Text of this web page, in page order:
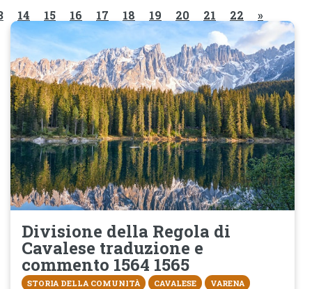
14 15 16 17 18 19 20 21 22 »
Divisione della Regola di
Cavalese traduzione e
commento 1564 1565
STORIA DELLA COMUNITÀ CAVALESE VARENA